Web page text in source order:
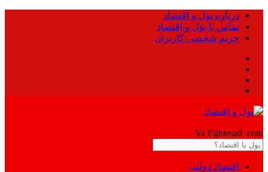
درباره پول و اقتصاد
تماس با پول و اقتصاد
حریم شخصی کاربران
Va Eghtesad .com
اقتصاد دولتی